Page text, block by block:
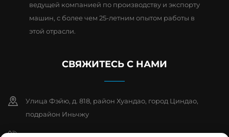
ведущей компанией по производству и экспорту
машин, с более чем 25-летним опытом работы в
этой отрасли.
СВЯЖИТЕСЬ С НАМИ
Улица Фэйю, д. 818, район Хуандао, город Циндао,
подрайон Иньчжу